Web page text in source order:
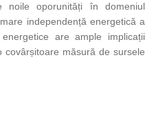
oporunități în domeniul
independență energetică a
are ample implicații
măsură de sursele